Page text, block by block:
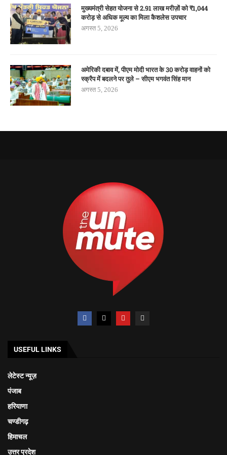
मुख्यमंत्री सेहत योजना से 2.91 लाख मरीज़ों को ₹1,044
करोड़ से अधिक मूल्य का मिला कैशलेस उपचार
अगस्त 5, 2026
अमेरिकी दबाव में, पीएम मोदी भारत के 30 करोड़ वाहनों को
स्क्रैप में बदलने पर तुले – सीएम भगवंत सिंह मान
अगस्त 5, 2026
USEFUL LINKS
लेटेस्ट न्यूज़
पंजाब
हरियाणा
चण्डीगढ़
हिमाचल
उत्तर प्रदेश